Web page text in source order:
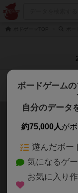
ボードゲーム
自分のデータ
約75,000人が
遊んだボー
気になるゲ
お気に入り